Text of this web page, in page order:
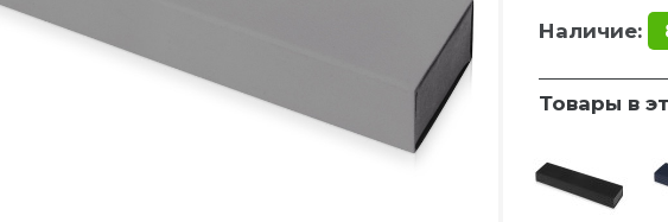
Наличие:
Товары в